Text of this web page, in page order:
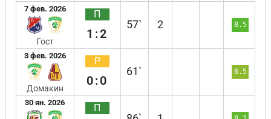
7 фев. 2026
Гост
П
1:2
57` 2 8.5
3 фев. 2026
Домакин
Р
0:0
61` 6.5
30 ян. 2026 П